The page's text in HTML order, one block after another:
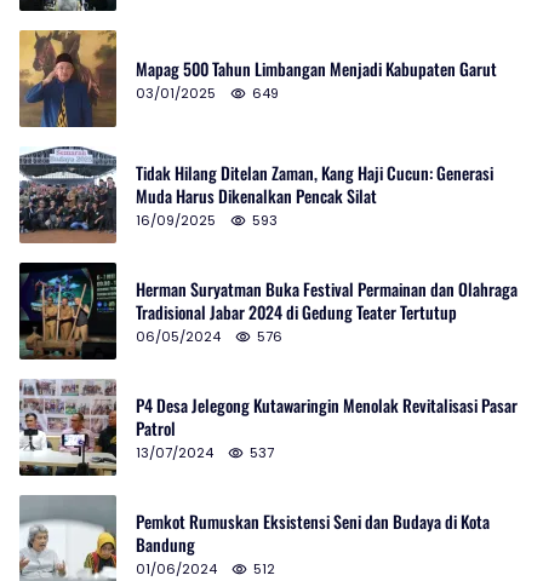
Mapag 500 Tahun Limbangan Menjadi Kabupaten Garut
03/01/2025 649
Tidak Hilang Ditelan Zaman, Kang Haji Cucun: Generasi
Muda Harus Dikenalkan Pencak Silat
16/09/2025 593
Herman Suryatman Buka Festival Permainan dan Olahraga
Tradisional Jabar 2024 di Gedung Teater Tertutup
06/05/2024 576
P4 Desa Jelegong Kutawaringin Menolak Revitalisasi Pasar
Patrol
13/07/2024 537
Pemkot Rumuskan Eksistensi Seni dan Budaya di Kota
Bandung
01/06/2024 512